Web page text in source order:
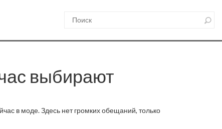
выбирают
в моде. Здесь нет громких обещаний, только